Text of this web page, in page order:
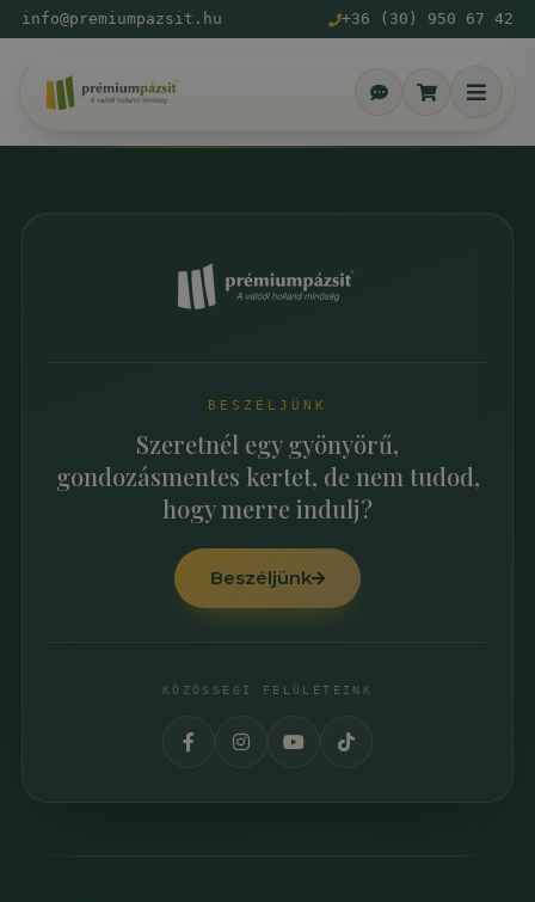
info@premiumpazsit.hu +36 (30) 950 67 42
BESZÉLJÜNK
Szeretnél egy gyönyörű,
gondozásmentes kertet, de nem tudod,
hogy merre indulj?
Beszéljünk
KÖZÖSSÉGI FELÜLETEINK